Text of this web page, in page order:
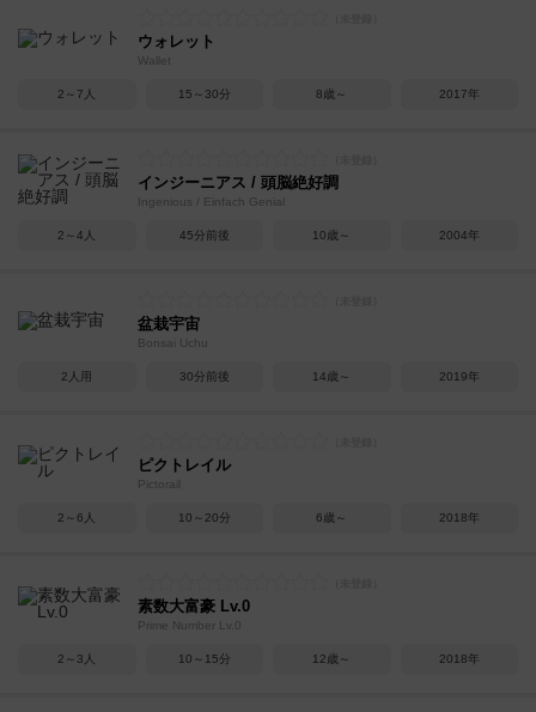
ウォレット
Wallet
2～7人 15～30分 8歳～ 2017年
インジーニアス / 頭脳絶好調
Ingenious / Einfach Genial
2～4人 45分前後 10歳～ 2004年
盆栽宇宙
Bonsai Uchu
2人用 30分前後 14歳～ 2019年
ピクトレイル
Pictorail
2～6人 10～20分 6歳～ 2018年
素数大富豪 Lv.0
Prime Number Lv.0
2～3人 10～15分 12歳～ 2018年